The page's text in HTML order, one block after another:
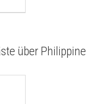
über Philippine